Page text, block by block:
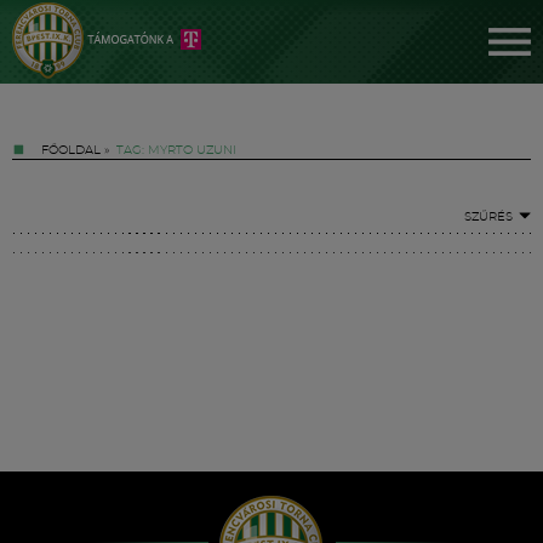
FŐOLDAL » TAG: MYRTO UZUNI
SZŰRÉS
Hírek